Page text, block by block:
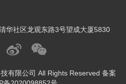
华社区龙观东路3号望成大厦5830
有限公司 All Rights Reserved 备案